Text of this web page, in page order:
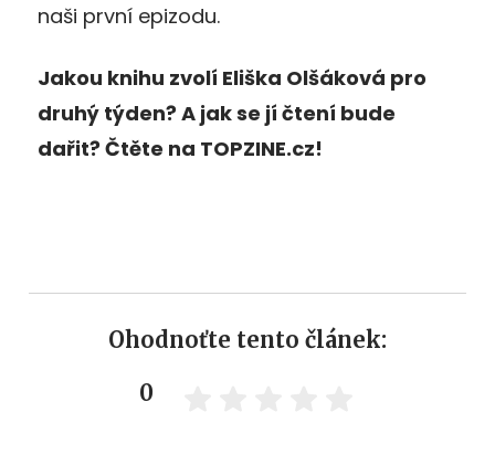
naši první epizodu.
Jakou knihu zvolí Eliška Olšáková pro
druhý týden? A jak se jí čtení bude
dařit? Čtěte na TOPZINE.cz!
Ohodnoťte tento článek:
0